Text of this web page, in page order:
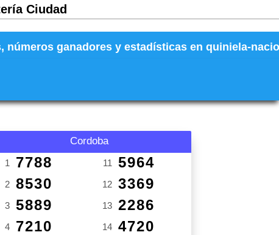
Ciudad
ganadores y estadísticas en quiniela-
Cordoba
1 7788
2 8530
3 5889
4 7210
11 5964
12 3369
13 2286
14 4720